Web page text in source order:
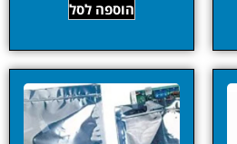
הוספה לסל